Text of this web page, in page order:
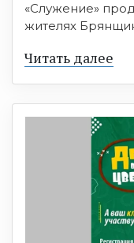
«Служение»
жителях
Читать далее